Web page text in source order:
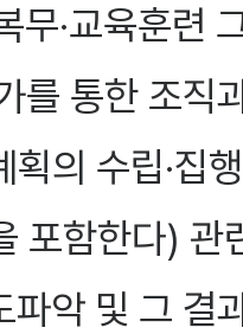
무·교육훈련
를 통한 조직
의 수립·집행
포함한다) 관
악 및 그 결